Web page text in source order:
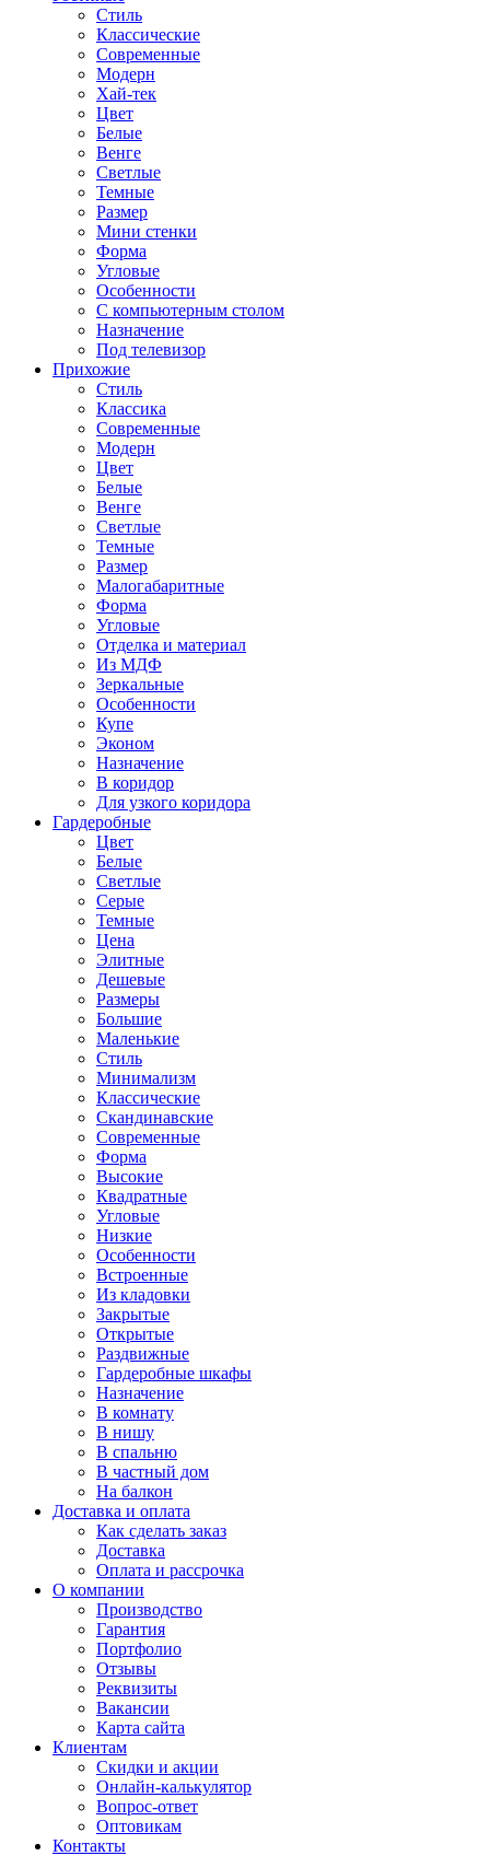
Стиль
Классические
Современные
Модерн
Хай-тек
Цвет
Белые
Венге
Светлые
Темные
Размер
Мини стенки
Форма
Угловые
Особенности
С компьютерным столом
Назначение
Под телевизор
Прихожие
Стиль
Классика
Современные
Модерн
Цвет
Белые
Венге
Светлые
Темные
Размер
Малогабаритные
Форма
Угловые
Отделка и материал
Из МДФ
Зеркальные
Особенности
Купе
Эконом
Назначение
В коридор
Для узкого коридора
Гардеробные
Цвет
Белые
Светлые
Серые
Темные
Цена
Элитные
Дешевые
Размеры
Большие
Маленькие
Стиль
Минимализм
Классические
Скандинавские
Современные
Форма
Высокие
Квадратные
Угловые
Низкие
Особенности
Встроенные
Из кладовки
Закрытые
Открытые
Раздвижные
Гардеробные шкафы
Назначение
В комнату
В нишу
В спальню
В частный дом
На балкон
Доставка и оплата
Как сделать заказ
Доставка
Оплата и рассрочка
О компании
Производство
Гарантия
Портфолио
Отзывы
Реквизиты
Вакансии
Карта сайта
Клиентам
Скидки и акции
Онлайн-калькулятор
Вопрос-ответ
Оптовикам
Контакты